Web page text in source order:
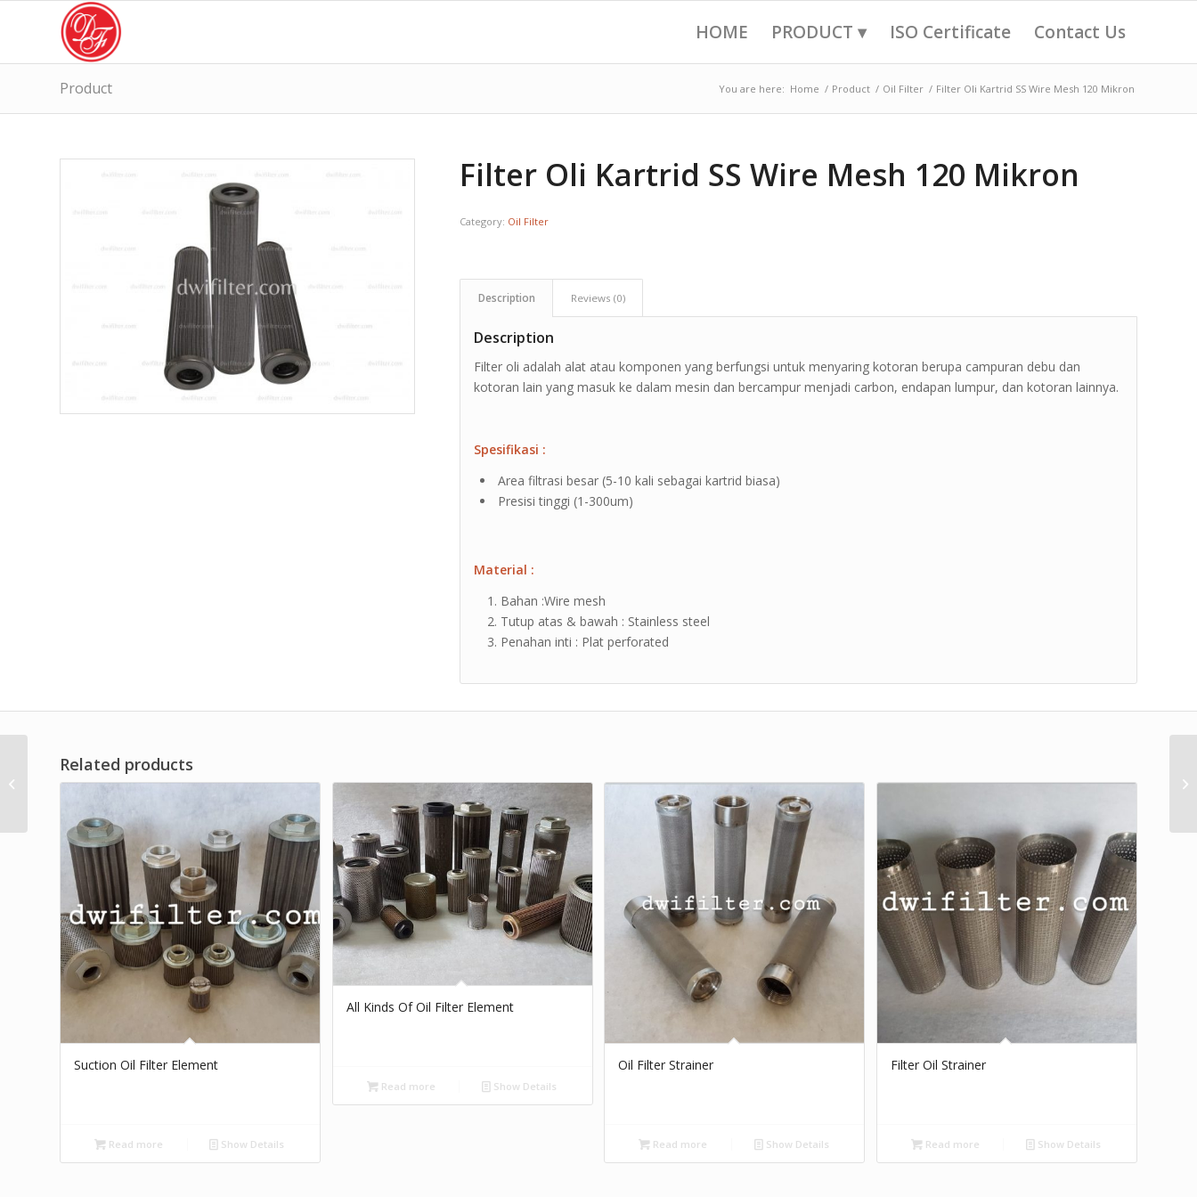
HOME PRODUCT ▾ ISO Certificate Contact Us
Product You are here: Home / Product / Oil Filter / Filter Oli Kartrid SS Wire Mesh 120 Mikron
Filter Oli Kartrid SS Wire Mesh 120 Mikron
Category: Oil Filter
Description Reviews (0)
Description
Filter oli adalah alat atau komponen yang berfungsi untuk menyaring kotoran berupa campuran debu dan
kotoran lain yang masuk ke dalam mesin dan bercampur menjadi carbon, endapan lumpur, dan kotoran lainnya.
Spesifikasi :
Area filtrasi besar (5-10 kali sebagai kartrid biasa)
Presisi tinggi (1-300um)
Material :
Bahan :Wire mesh
Tutup atas & bawah : Stainless steel
Penahan inti : Plat perforated
Related products
Suction Oil Filter Element
Read more Show Details
All Kinds Of Oil Filter Element
Read more Show Details
Oil Filter Strainer
Read more Show Details
Filter Oil Strainer
Read more Show Details
Pleated Cartridge
Liquid Filter Brand Dwi